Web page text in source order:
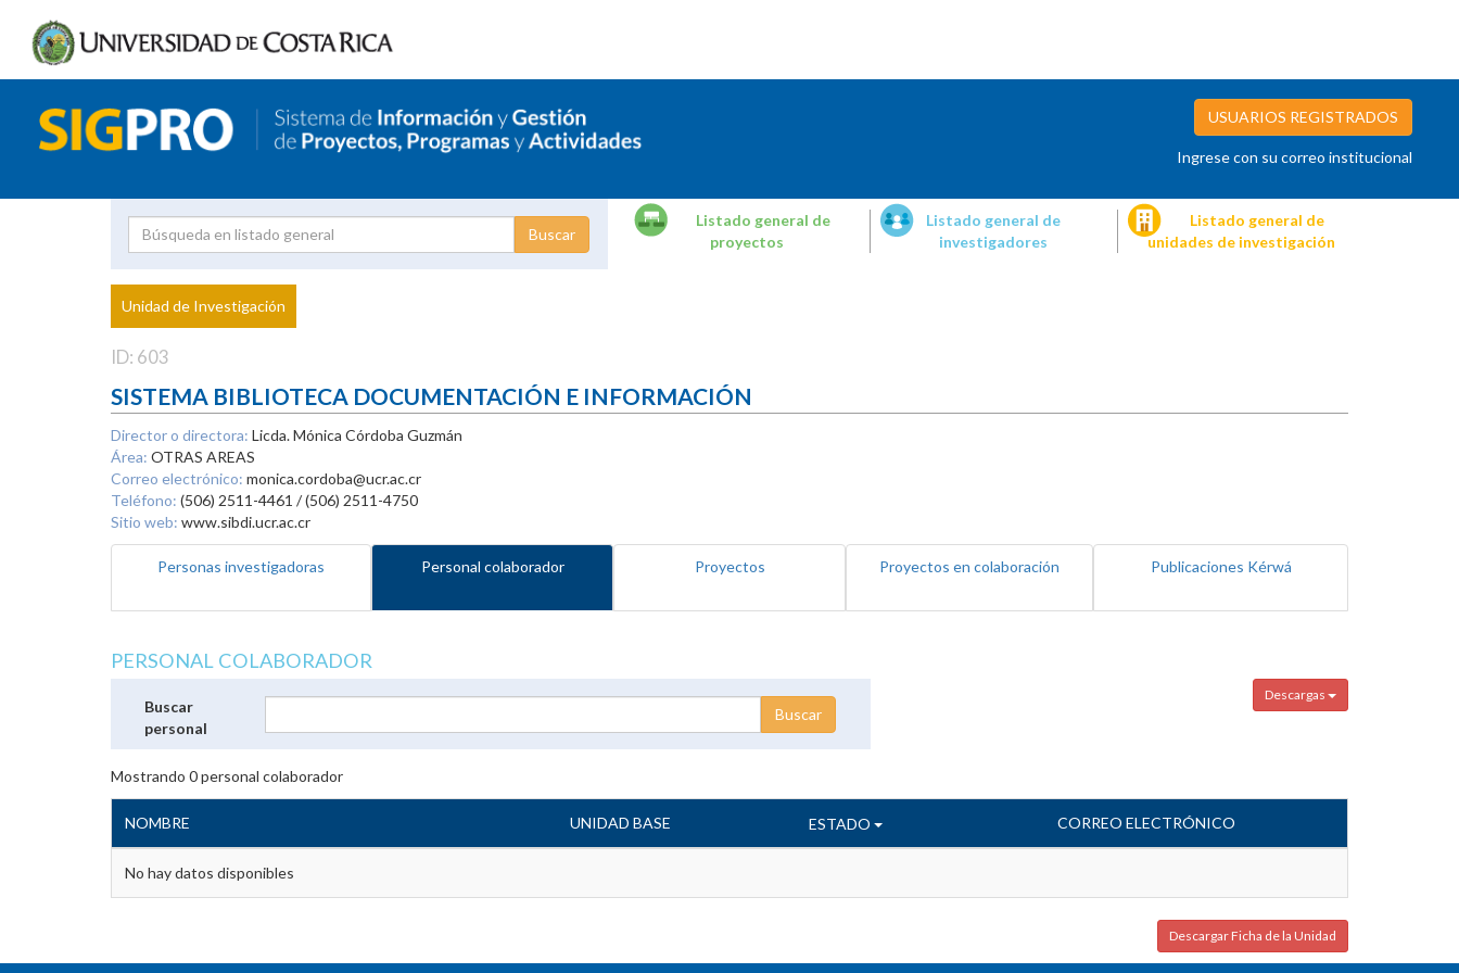
USUARIOS REGISTRADOS
Ingrese con su correo institucional
Proyecto
Investigador
Listado general de
proyectos
Listado general de
investigadores
Listado general de
unidades de investigación
Unidad de Investigación
ID: 603
SISTEMA BIBLIOTECA DOCUMENTACIÓN E INFORMACIÓN
Director o directora: Licda. Mónica Córdoba Guzmán
Área: OTRAS AREAS
Correo electrónico: monica.cordoba@ucr.ac.cr
Teléfono: (506) 2511-4461 / (506) 2511-4750
Sitio web: www.sibdi.ucr.ac.cr
Personas investigadoras Personal colaborador Proyectos Proyectos en colaboración Publicaciones Kérwá
PERSONAL COLABORADOR
Descargas
Buscar
personal
Mostrando 0personal colaborador
NOMBRE UNIDAD BASE ESTADO CORREO ELECTRÓNICO
No hay datos disponibles
Descargar Ficha de la Unidad